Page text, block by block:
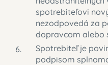
spotrebiteľovi
nezodpovedá za
dopravcom alebo
Spotrebiteľ je
podpisom